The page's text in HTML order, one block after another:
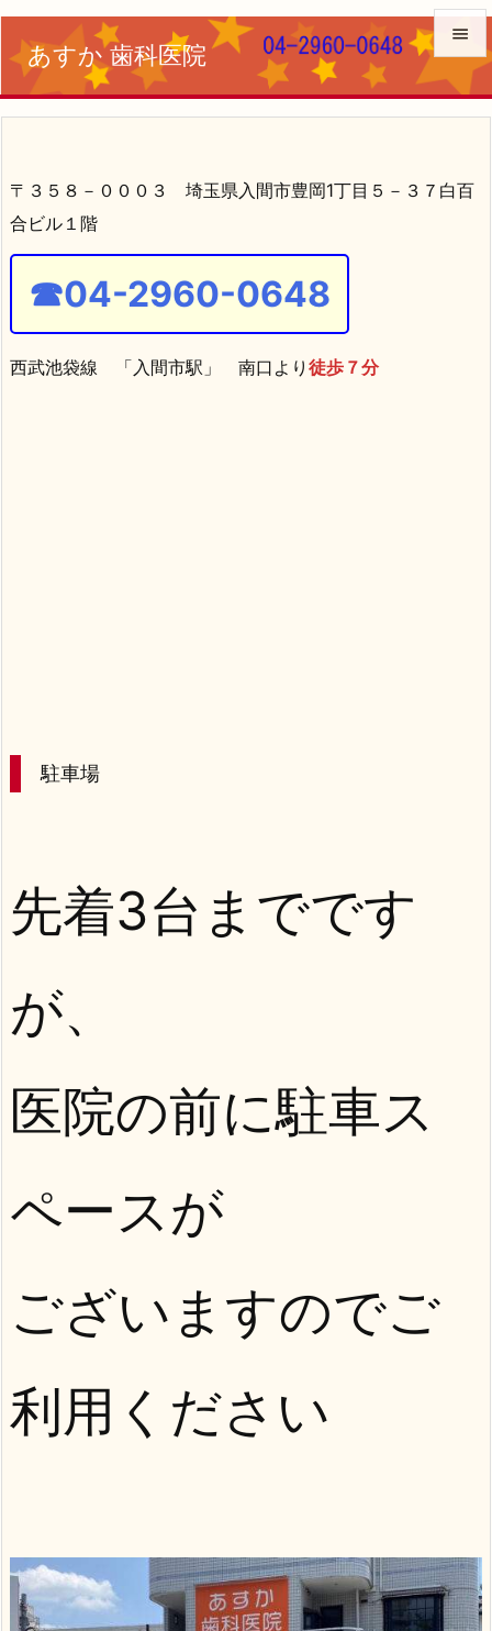
あすか 歯科医院


メニュ

〒３５８－０００３ 埼玉県入間市豊岡1丁目５－３７白百
合ビル１階
☎04-2960-0648
西武池袋線 「入間市駅」 南口より 徒歩７分
駐車場
先着3台までです
が、
医院の前に駐車ス
ペースが
ございますのでご
利用ください